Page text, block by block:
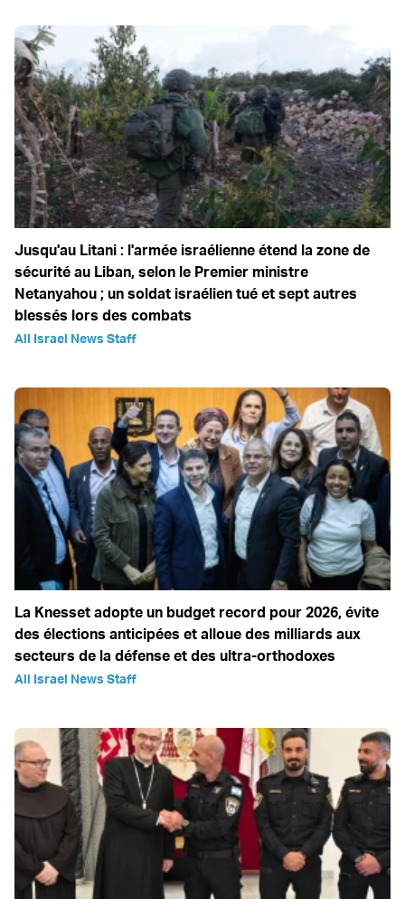
Jusqu'au Litani : l'armée israélienne étend la zone de
sécurité au Liban, selon le Premier ministre
Netanyahou ; un soldat israélien tué et sept autres
blessés lors des combats
All Israel News Staff
La Knesset adopte un budget record pour 2026, évite
des élections anticipées et alloue des milliards aux
secteurs de la défense et des ultra-orthodoxes
All Israel News Staff